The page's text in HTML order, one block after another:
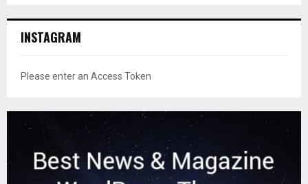
INSTAGRAM
Please enter an Access Token